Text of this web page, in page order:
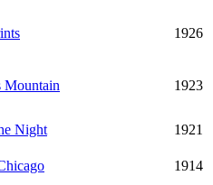
1926
Mountain 1923
Night
1921
1914